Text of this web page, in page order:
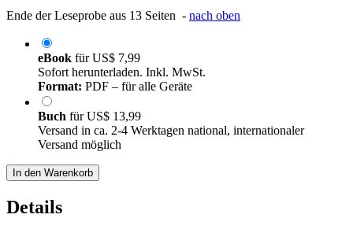
Ende der Leseprobe aus 13 Seiten - nach oben
eBook fürUS$ 7,99
Sofort herunterladen. Inkl. MwSt.
Format: PDF – für alle Geräte
Buch fürUS$ 13,99
Versand in ca. 2-4 Werktagen national, internationaler
Versand möglich
In den Warenkorb
Details